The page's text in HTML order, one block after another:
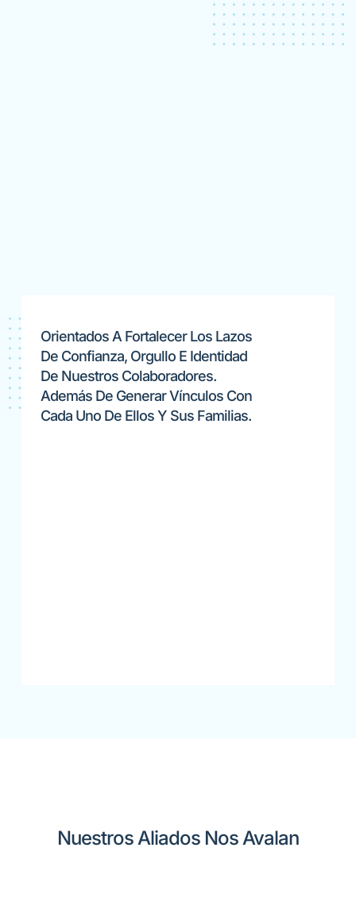
Orientados A Fortalecer Los Lazos
De Confianza, Orgullo E Identidad
De Nuestros Colaboradores.
Además De Generar Vínculos Con
Cada Uno De Ellos Y Sus Familias.
Nuestros Aliados Nos Avalan